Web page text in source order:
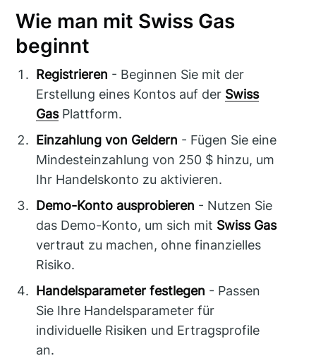
Wie man mit Swiss Gas
beginnt
Registrieren - Beginnen Sie mit der
Erstellung eines Kontos auf der Swiss
GasPlattform.
Einzahlung von Geldern - Fügen Sie eine
Mindesteinzahlung von 250 $ hinzu, um
Ihr Handelskonto zu aktivieren.
Demo-Konto ausprobieren - Nutzen Sie
das Demo-Konto, um sich mit Swiss Gas
vertraut zu machen, ohne finanzielles
Risiko.
Handelsparameter festlegen - Passen
Sie Ihre Handelsparameter für
individuelle Risiken und Ertragsprofile
an.